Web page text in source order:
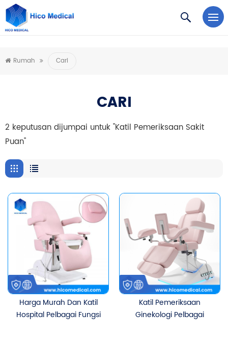
https://www.microsoft.com/en-us/microsoft-teams/log-in
Rumah Cari
CARI
2 keputusan dijumpai untuk "Katil Pemeriksaan Sakit
Puan"
Harga Murah Dan Katil
Hospital Pelbagai Fungsi
Katil Pemeriksaan
Ginekologi Pelbagai